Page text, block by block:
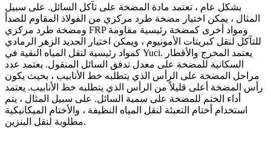
بشكل عام ، تعتمد مادة المضخة على تآكل السائل. على سبيل
المثال ، يمكن اختيار مضخة طرد مركزي من الفولاذ المقاوم للصدأ
ومضخة طرد مركزي FRP ومواد أخرى كمضخة رئيسية مقاومة
للتآكل لنقل كبريتات الأمونيوم ، ويمكن اختيار الحديد الزهر الرمادي
كمواد رئيسية لنقل المياه النقية في Yuci. يعتمد المخرج والأقطار
السكانية للمضخة على معدل تدفق السائل المنقول. يعتمد عدد
مراحل المضخة على الرأس الذي يتطلبه خط الأنابيب ، بحيث يكون
رأس المضخة أعلى قليلاً من الرأس الذي يتطلبه خط الأنابيب. يعتمد
أداء الختم للمضخة على سمية السائل. على سبيل المثال ، يتم
استخدام أختام التعبئة لنقل المياه النظيفة ، والأختام الميكانيكية
مطلوبة لنقل البنزين.